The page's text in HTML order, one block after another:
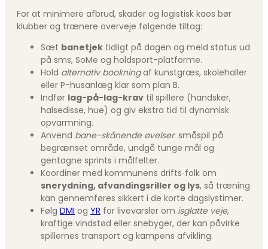
For at minimere afbrud, skader og logistisk kaos bør
klubber og trænere overveje følgende tiltag:
Sæt banetjek tidligt på dagen og meld status ud
på sms, SoMe og holdsport-platforme.
Hold alternativ bookningaf kunstgræs, skolehaller
eller P-husanlæg klar som plan B.
Indfør lag-på-lag-krav til spillere (handsker,
halsedisse, hue) og giv ekstra tid til dynamisk
opvarmning.
Anvend bane-skånende øvelser: småspil på
begrænset område, undgå tunge mål og
gentagne sprints i målfelter.
Koordiner med kommunens drifts‐folk om
snerydning, afvandingsriller og lys, så træning
kan gennemføres sikkert i de korte dagslys­timer.
Følg DMI og YR for livevarsler om isglatte veje,
kraftige vindstød eller snebyger, der kan påvirke
spillernes transport og kampens afvikling.